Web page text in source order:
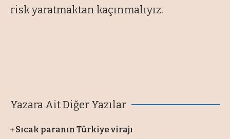
risk yaratmaktan kaçınmalıyız.
Yazara Ait Diğer Yazılar
Sıcak paranın Türkiye virajı